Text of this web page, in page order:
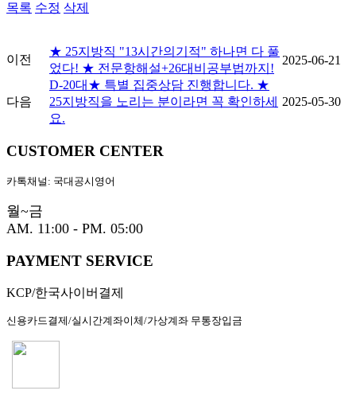
목록 수정 삭제
이전
★ 25지방직 "13시간의기적" 하나면 다 풀
었다! ★ 전문항해설+26대비공부법까지!
2025-06-21
다음
D-20대★ 특별 집중상담 진행합니다. ★
25지방직을 노리는 분이라면 꼭 확인하세
요.
2025-05-30
CUSTOMER CENTER
카톡채널: 국대공시영어
월~금
AM. 11:00 - PM. 05:00
PAYMENT SERVICE
KCP/한국사이버결제
신용카드결제/실시간계좌이체/가상계좌 무통장입금